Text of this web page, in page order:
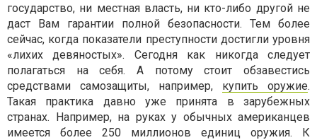
государство, ни местная власть, ни кто-либо другой не
даст Вам гарантии полной безопасности. Тем более
сейчас, когда показатели преступности достигли уровня
«лихих девяностых». Сегодня как никогда следует
полагаться на себя. А потому стоит обзавестись
средствами самозащиты, например, купить оружие.
Такая практика давно уже принята в зарубежных
странах. Например, на руках у обычных американцев
имеется более 250 миллионов единиц оружия. К